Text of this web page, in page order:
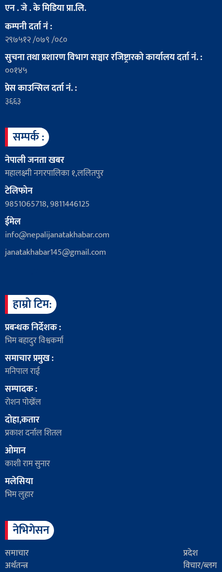
एन . जे . के मिडिया प्रा.लि.
कम्पनी दर्ता नं :
२९७५१२ /०७९ /०८०
सुचना तथा प्रशारण विभाग सञ्चार रजिष्ट्रारको कार्यालय दर्ता नं. :
००१४५
प्रेस काउन्सिल दर्ता नं. :
३६६३
सम्पर्क :
नेपाली जनता खबर
महालक्ष्मी नगरपालिका १,ललितपुर
टेलिफोन
9851065718, 9811446125
ईमेल
info@nepalijanatakhabar.com
janatakhabar145@gmail.com
हाम्रो टिम:
प्रबन्धक निर्देशक :
भिम बहादुर विश्वकर्मा
समाचार प्रमुख :
मनिपाल राई
सम्पादक :
रोशन पोख्रेंल
दोहा,कतार
प्रकाश दर्नाल शितल
ओमान
काशी राम सुनार
मलेसिया
भिम लुहार
नेभिगेसन
समाचार
प्रदेश
अर्थतन्त्र
विचार/ब्लग